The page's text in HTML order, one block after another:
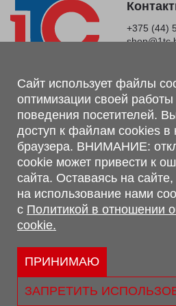
+375 (44)
Магазин, склад
г. Минск, Минский р-н, п.
223062
г. Брест, ул. Лейтенанта Рябцева,
Обращаем Ваше внимание, что вся
информация, касающаяся
характеристик, цветовых
сервисного обслуживания носит
не является публичной офертой,
Гражданского кодекса Республики
Политика обработки персональных
Политикой в отношении обработки
Сайт использует файлы
оптимизации своей работы
поведения посетителей.
доступ к файлам cookies в
браузера. ВНИМАНИЕ:
cookie может привести к
сайта. Оставаясь на
на использование нами
с Политикой в отношении
cookie.
ПРИНИМАЮ
ЗАПРЕТИТЬ